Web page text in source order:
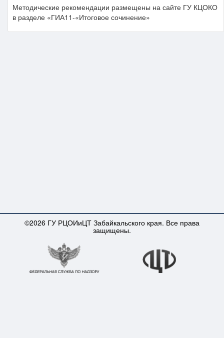
Методические рекомендации размещены на сайте ГУ КЦОКО
в разделе «ГИА11-«Итоговое сочинение»
©2026 ГУ РЦОИиЦТ Забайкальского края. Все права
защищены.